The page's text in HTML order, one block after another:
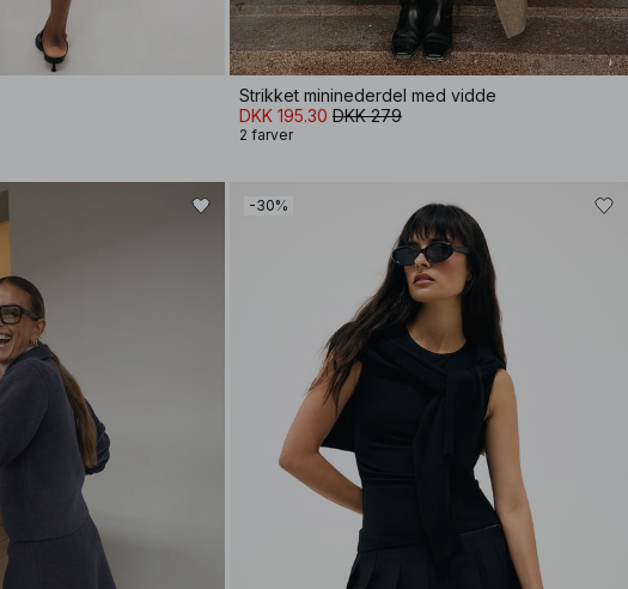
Strikket mininederdel med vidde
DKK 195.30 DKK 279
2 farver
-30%